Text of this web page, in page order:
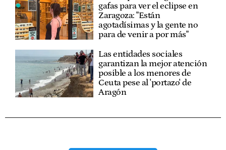
gafas para ver el eclipse en
Zaragoza: "Están
agotadísimas y la gente no
para de venir a por más"
Las entidades sociales
garantizan la mejor atención
posible a los menores de
Ceuta pese al 'portazo' de
Aragón